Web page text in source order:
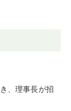
、理事長が招